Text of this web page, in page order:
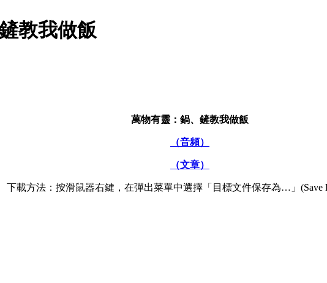
教我做飯
萬物有靈：鍋、鏟教我做飯
（音頻）
（文章）
下載方法：按滑鼠器右鍵，在彈出菜單中選擇「目標文件保存為…」(Save